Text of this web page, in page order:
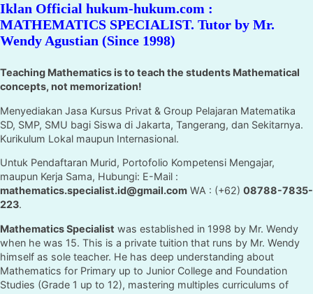
Iklan Official hukum-hukum.com :
MATHEMATICS SPECIALIST. Tutor by Mr.
Wendy Agustian (Since 1998)
Teaching Mathematics is to teach the students Mathematical
concepts, not memorization!
Menyediakan Jasa Kursus Privat & Group Pelajaran Matematika
SD, SMP, SMU bagi Siswa di Jakarta, Tangerang, dan Sekitarnya.
Kurikulum Lokal maupun Internasional.
Untuk Pendaftaran Murid, Portofolio Kompetensi Mengajar,
maupun Kerja Sama, Hubungi: E-Mail :
mathematics.specialist.id@gmail.com WA : (+62) 08788-7835-
223.
Mathematics Specialist was established in 1998 by Mr. Wendy
when he was 15. This is a private tuition that runs by Mr. Wendy
himself as sole teacher. He has deep understanding about
Mathematics for Primary up to Junior College and Foundation
Studies (Grade 1 up to 12), mastering multiples curriculums of